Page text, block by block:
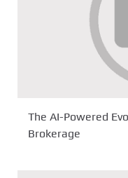
The AI-Powered
Brokerage